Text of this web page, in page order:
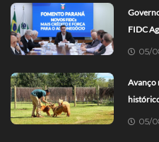
FIDC
05/
Avanço
05/